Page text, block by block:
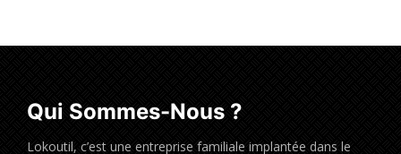
Qui Sommes-Nous ?
Lokoutil, c’est une entreprise familiale implantée dans le